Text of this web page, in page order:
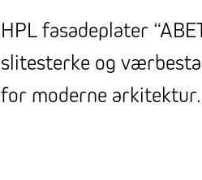
HPL fasadeplater
slitesterke og
for moderne arkitektur.